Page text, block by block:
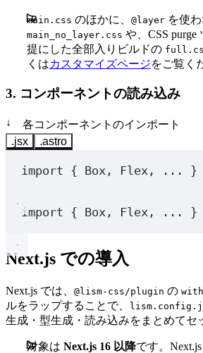
main.css のほかに、 @layer を使
main_no_layer.css や、CSS
提にした全部入りビルドの
くはカスタマイズページをご覧く
3. コンポーネントの読み込み
↓
各コンポーネントのインポート
.jsx
.astro
import { Box, Flex, ... }
import { Box, Flex, ... }
Next.js での導入
Next.js では、 @lism-css/plugin の
ルをラップすることで、
生成・型生成・読み込みをまとめてセ
対象は Next.js 16 以降です。